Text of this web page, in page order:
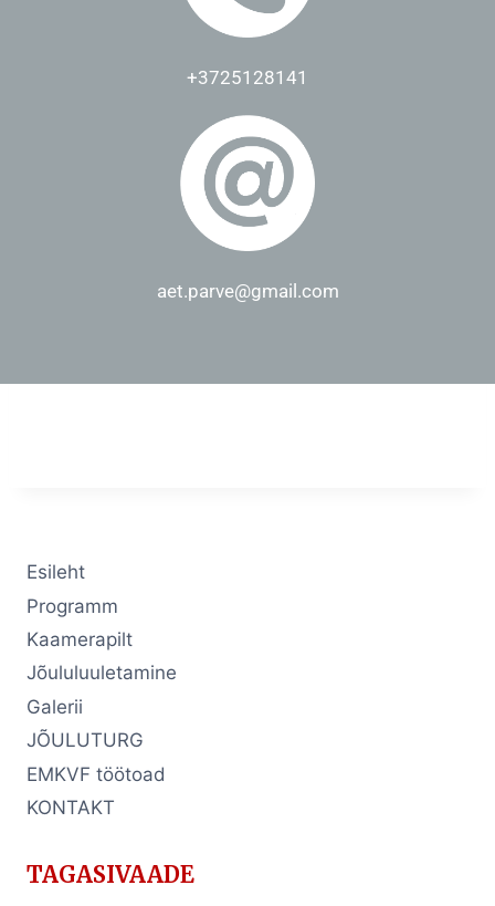
+3725128141
aet.parve@gmail.com
Esileht
Programm
Kaamerapilt
Jõululuuletamine
Galerii
JÕULUTURG
EMKVF töötoad
KONTAKT
TAGASIVAADE